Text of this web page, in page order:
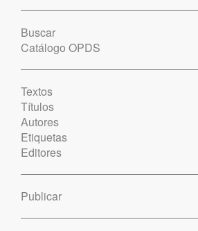
Buscar
Catálogo OPDS
Textos
Títulos
Autores
Etiquetas
Editores
Publicar